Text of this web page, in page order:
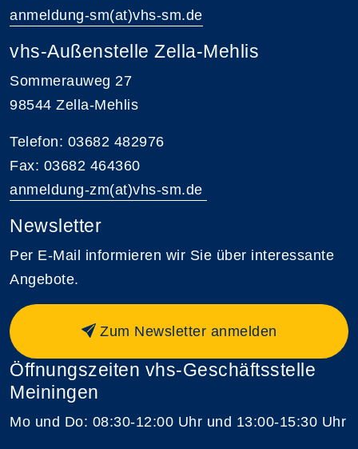
anmeldung-sm(at)vhs-sm.de
vhs-Außenstelle Zella-Mehlis
Sommerauweg 27
98544 Zella-Mehlis
Telefon: 03682 482976
Fax: 03682 464360
anmeldung-zm(at)vhs-sm.de
Newsletter
Per E-Mail informieren wir Sie über interessante
Angebote.
Zum Newsletter anmelden
Öffnungszeiten vhs-Geschäftsstelle
Meiningen
Mo und Do: 08:30-12:00 Uhr und 13:00-15:30 Uhr